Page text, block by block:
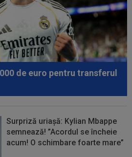
de euro pentru transferul
Surpriză uriașă: Kylian Mbappe
semnează! ”Acordul se încheie
acum! O schimbare foarte mare”